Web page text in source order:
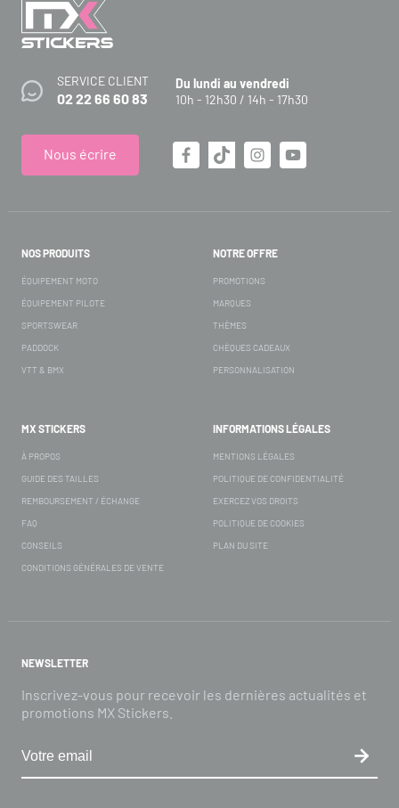
SERVICE CLIENT
02 22 66 60 83
Du lundi au vendredi
10h - 12h30 / 14h - 17h30
Nous écrire
NOS PRODUITS
ÉQUIPEMENT MOTO
ÉQUIPEMENT PILOTE
SPORTSWEAR
PADDOCK
VTT & BMX
NOTRE OFFRE
PROMOTIONS
MARQUES
THÈMES
CHÈQUES CADEAUX
PERSONNALISATION
MX STICKERS
À PROPOS
GUIDE DES TAILLES
REMBOURSEMENT / ÉCHANGE
FAQ
CONSEILS
CONDITIONS GÉNÉRALES DE VENTE
INFORMATIONS LÉGALES
MENTIONS LÉGALES
POLITIQUE DE CONFIDENTIALITÉ
EXERCEZ VOS DROITS
POLITIQUE DE COOKIES
PLAN DU SITE
NEWSLETTER
Inscrivez-vous pour recevoir les dernières actualités et
promotions MX Stickers.